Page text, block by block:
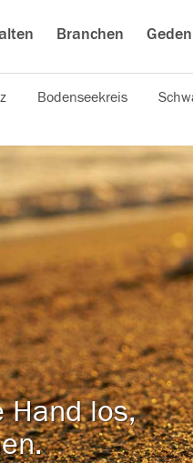
Branchen
Bodenseekreis
Hand los,